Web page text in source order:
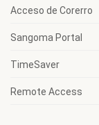
Acceso de Corerro
Sangoma Portal
TimeSaver
Remote Access